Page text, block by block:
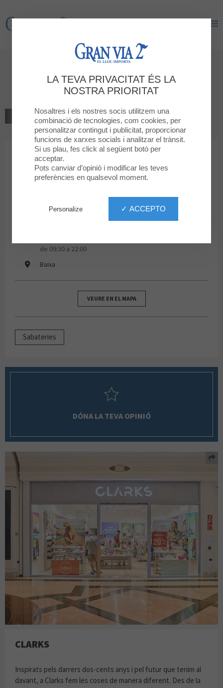
Gran Via 2
Clarks
TORNAR AL LLISTAT
SABATERIES
Clarks
de 09:30 a 22:00
Baixa
VEURE EN EL MAPA
Sabateries
DÓNA LA TEVA OPINIÓ
CLARKS
Inspirats pels darrers dos-cents anys i pel futur que tenim al
davant, a Clarks fem les coses de manera diferent. Des de la
LA TEVA PRIVACITAT ÉS LA
NOSTRA PRIORITAT
Nosaltres i els nostres socis utilitzem una
combinació de tecnologies, com cookies, per
personalitzar contingut i publicitat, proporcionar
funcions de xarxes socials i analitzar el trànsit.
Si us plau, fes click al següent botó per
acceptar.
Pots canviar d’opinió i modificar les teves
preferències en qualsevol moment.
✓ ACCEPTO
Personalize